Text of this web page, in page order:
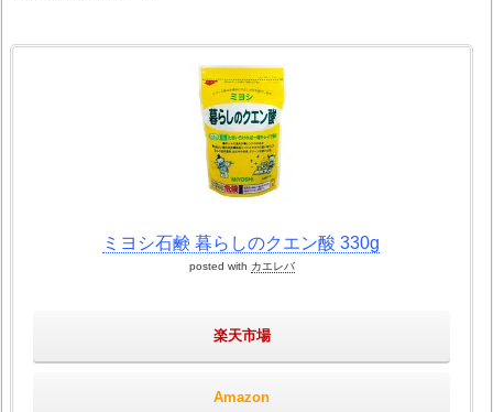
手
間
を
減
ら
す
ミヨシ石鹸 暮らしのクエン酸 330g
posted with カエレバ
楽天市場
Amazon